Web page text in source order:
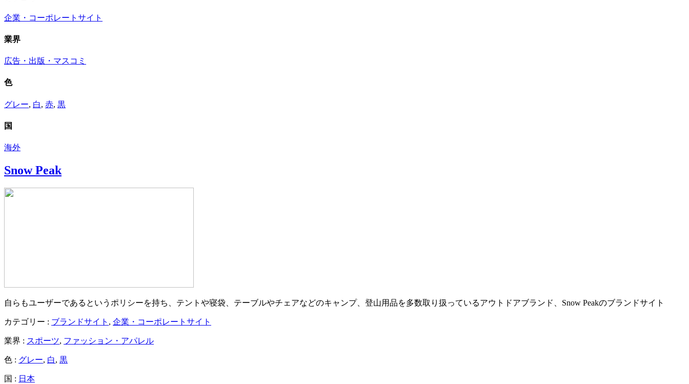
企業・コーポレートサイト
業界
広告・出版・マスコミ
色
グレー, 白, 赤, 黒
国
海外
Snow Peak
自らもユーザーであるというポリシーを持ち、テントや寝袋、テーブルやチェアなどのキャンプ、登山用品を多数取り扱っているアウトドアブランド、Snow Peakのブランドサイト
カテゴリー : ブランドサイト , 企業・コーポレートサイト
業界 : スポーツ, ファッション・アパレル
色 : グレー, 白, 黒
国 : 日本